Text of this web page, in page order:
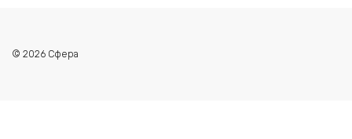
© 2026 Сфера